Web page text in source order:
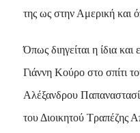
της ως στην Αμερική και
Όπως διηγείται η ίδια και
Γιάννη Κούρο στο σπίτι
Αλέξανδρου
του Διοικητού Τραπέζης